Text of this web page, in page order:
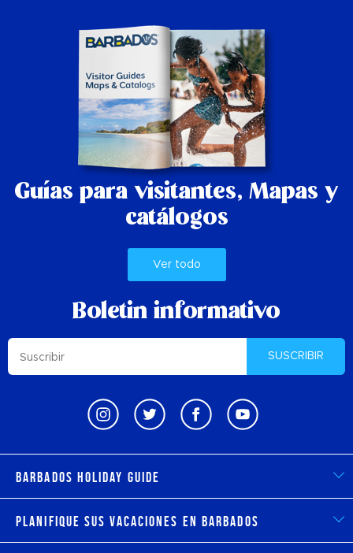
Guías para visitantes, Mapas y
catálogos
Ver todo
Boletin informativo
SUSCRIBIR
Barbados Holiday Guide
Planifique sus vacaciones en Barbados